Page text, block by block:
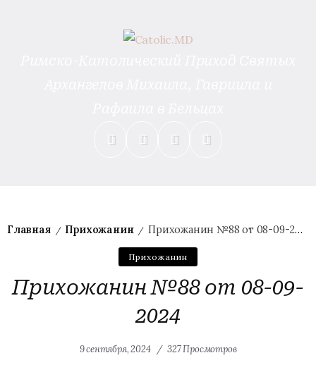
Главная / Прихожанин / Прихожанин №88 от 08-09-2024
Прихожанин
Прихожанин №88 от 08-09-
2024
9 сентября, 2024 327 Просмотров